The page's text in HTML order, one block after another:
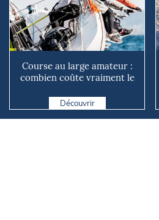
Course au large amateur :
combien coûte vraiment le
Découvrir